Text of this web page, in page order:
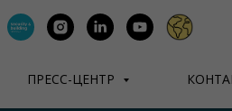
ПРЕСС-ЦЕНТР